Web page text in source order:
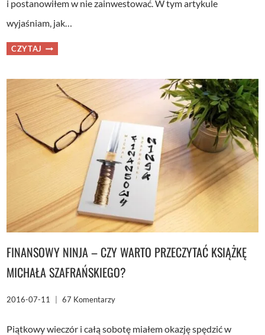
i postanowiłem w nie zainwestować. W tym artykule
wyjaśniam, jak…
CZYTAJ RODZINNE
OBLIGACJE
TO
SIĘ
OPŁACA?
FINANSOWY NINJA – CZY WARTO PRZECZYTAĆ KSIĄŻKĘ
MICHAŁA SZAFRAŃSKIEGO?
2016-07-11 67 Komentarzy
Piątkowy wieczór i całą sobotę miałem okazję spędzić w